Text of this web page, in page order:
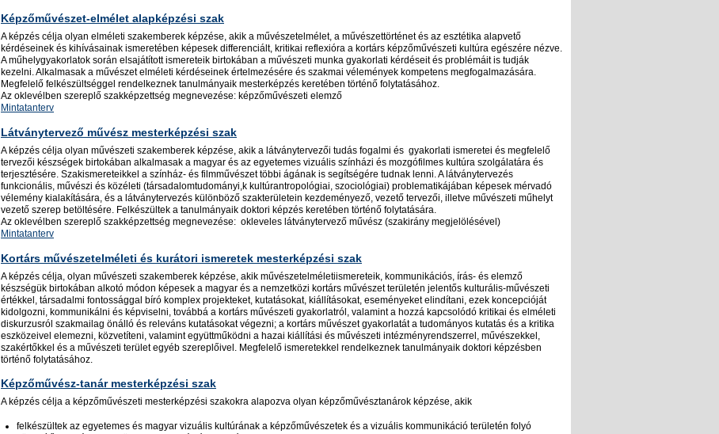
Képzőművészet-elmélet alapképzési szak
A képzés célja olyan elméleti szakemberek képzése, akik a művészetelmélet, a művészettörténet és az esztétika alapvető
kérdéseinek és kihívásainak ismeretében képesek differenciált, kritikai reflexióra a kortárs képzőművészeti kultúra egészére nézve.
A műhelygyakorlatok során elsajátított ismereteik birtokában a művészeti munka gyakorlati kérdéseit és problémáit is tudják
kezelni. Alkalmasak a művészet elméleti kérdéseinek értelmezésére és szakmai vélemények kompetens megfogalmazására.
Megfelelő felkészültséggel rendelkeznek tanulmányaik mesterképzés keretében történő folytatásához.
Az oklevélben szereplő szakképzettség megnevezése: képzőművészeti elemző
Mintatanterv
Látványtervező művész mesterképzési szak
A képzés célja olyan művészeti szakemberek képzése, akik a látványtervezői tudás fogalmi és gyakorlati ismeretei és megfelelő
tervezői készségek birtokában alkalmasak a magyar és az egyetemes vizuális színházi és mozgófilmes kultúra szolgálatára és
terjesztésére. Szakismereteikkel a színház- és filmművészet többi ágának is segítségére tudnak lenni. A látványtervezés
funkcionális, művészi és közéleti (társadalomtudományi,k kultúrantropológiai, szociológiai) problematikájában képesek mérvadó
vélemény kialakítására, és a látványtervezés különböző szakterületein kezdeményező, vezető tervezői, illetve művészeti műhelyt
vezető szerep betöltésére. Felkészültek a tanulmányaik doktori képzés keretében történő folytatására.
Az oklevélben szereplő szakképzettség megnevezése: okleveles látványtervező művész (szakirány megjelölésével)
Mintatanterv
Kortárs művészetelméleti és kurátori ismeretek mesterképzési szak
A képzés célja, olyan művészeti szakemberek képzése, akik művészetelméletiismereteik, kommunikációs, írás- és elemző
készségük birtokában alkotó módon képesek a magyar és a nemzetközi kortárs művészet területén jelentős kulturális-művészeti
értékkel, társadalmi fontossággal bíró komplex projekteket, kutatásokat, kiállításokat, eseményeket elindítani, ezek koncepcióját
kidolgozni, kommunikálni és képviselni, továbbá a kortárs művészeti gyakorlatról, valamint a hozzá kapcsolódó kritikai és elméleti
diskurzusról szakmailag önálló és releváns kutatásokat végezni; a kortárs művészet gyakorlatát a tudományos kutatás és a kritika
eszközeivel elemezni, közvetíteni, valamint együttműködni a hazai kiállítási és művészeti intézményrendszerrel, művészekkel,
szakértőkkel és a művészeti terület egyéb szereplőivel. Megfelelő ismeretekkel rendelkeznek tanulmányaik doktori képzésben
történő folytatásához.
Képzőművész-tanár mesterképzési szak
A képzés célja a képzőművészeti mesterképzési szakokra alapozva olyan képzőművésztanárok képzése, akik
felkészültek az egyetemes és magyar vizuális kultúrának a képzőművészetek és a vizuális kommunikáció területén folyó